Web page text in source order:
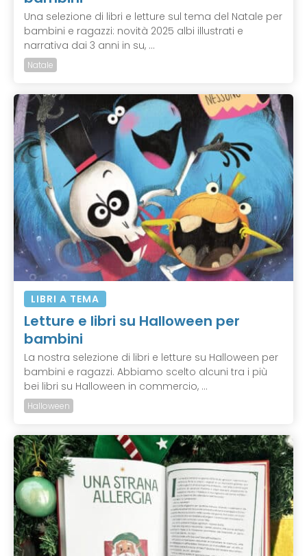
Una selezione di libri e letture sul tema del Natale per
bambini e ragazzi: novità 2025 albi illustrati e
narrativa dai 3 anni in su, ...
Natale
LIBRI A TEMA
Letture e libri su Halloween per
bambini
La nostra selezione di libri e letture su Halloween per
bambini e ragazzi. Abbiamo scelto alcuni tra i più
bei libri su Halloween in commercio, ...
Halloween